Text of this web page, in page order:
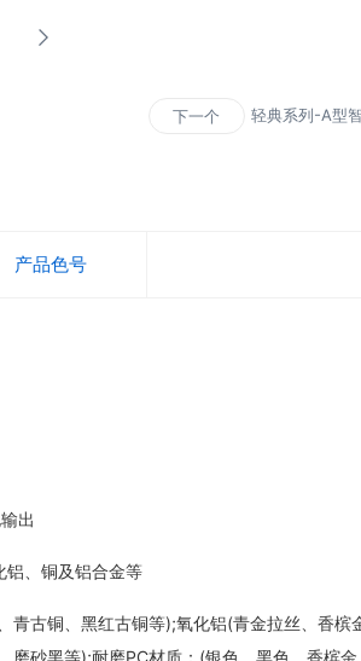
下一个 轻典系列-A型
产品色号
出
、铜及铝合金等
古铜、黑红古铜等);氧化铝(青金拉丝、香槟
磨砂黑等);耐磨PC材质：(银色、黑色、香槟